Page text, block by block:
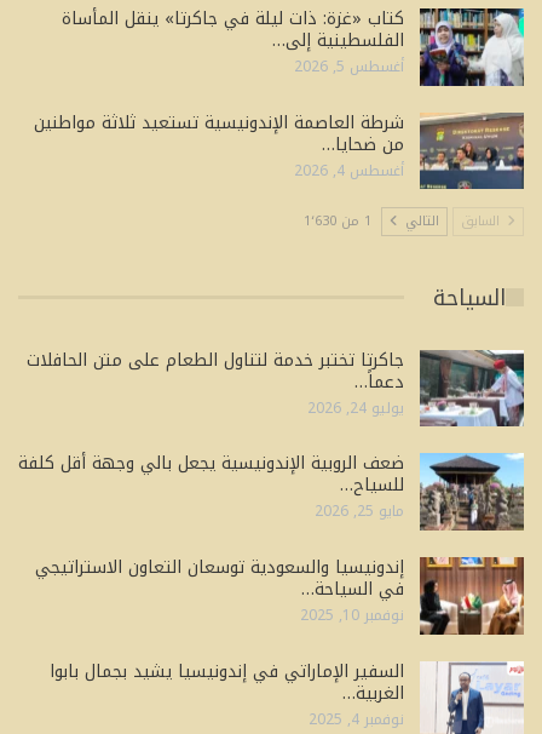
كتاب «غزة: ذات ليلة في جاكرتا» ينقل المأساة
الفلسطينية إلى…
أغسطس 5, 2026
شرطة العاصمة الإندونيسية تستعيد ثلاثة مواطنين
من ضحايا…
أغسطس 4, 2026
السابق التالي 1 من 1٬630
السياحة
جاكرتا تختبر خدمة لتناول الطعام على متن الحافلات
دعماً…
يوليو 24, 2026
ضعف الروبية الإندونيسية يجعل بالي وجهة أقل كلفة
للسياح…
مايو 25, 2026
إندونيسيا والسعودية توسعان التعاون الاستراتيجي
في السياحة…
نوفمبر 10, 2025
السفير الإماراتي في إندونيسيا يشيد بجمال بابوا
الغربية…
نوفمبر 4, 2025